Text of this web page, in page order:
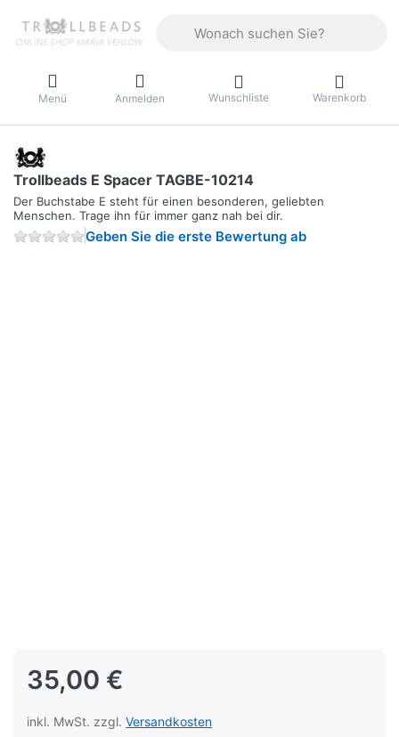
Menü Anmelden Wunschliste Warenkorb
Trollbeads E Spacer TAGBE-10214
Der Buchstabe E steht für einen besonderen, geliebten
Menschen. Trage ihn für immer ganz nah bei dir.
Geben Sie die erste Bewertung ab
35,00 €
inkl. MwSt. zzgl. Versandkosten